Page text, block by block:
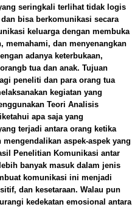
seringkali terlihat tidak logis
bisa berkomunikasi secara
keluarga dengan membuka
memahami, dan menyenangkan
adanya keterbukaan,
tua dan anak. Tujuan
peneliti dan para orang tua
kegiatan yang
Teori Analisis
apa saja yang
terjadi antara orang ketika
aspek-aspek yang
Penelitian Komunikasi antar
banyak masuk dalam jenis
komunikasi ini menjadi
dan kesetaraan. Walau pun
kedekatan emosional antara